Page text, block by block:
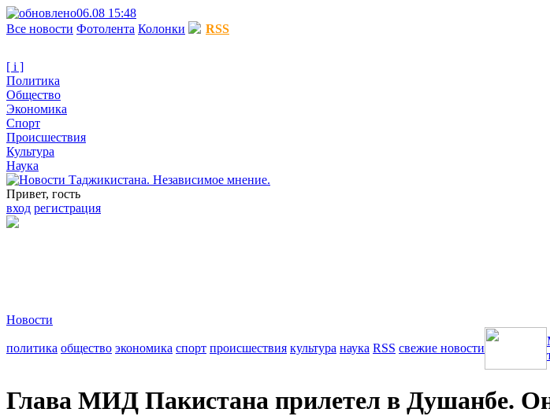
06.08 15:48
Все новости Фотолента Колонки RSS
[ i ]
Политика
Общество
Экономика
Спорт
Происшествия
Культура
Наука
Привет, гость
вход регистрация
Новости
политика общество экономика спорт происшествия культура наука RSS свежие новости
Глава МИД Пакистана прилетел в Душанбе.